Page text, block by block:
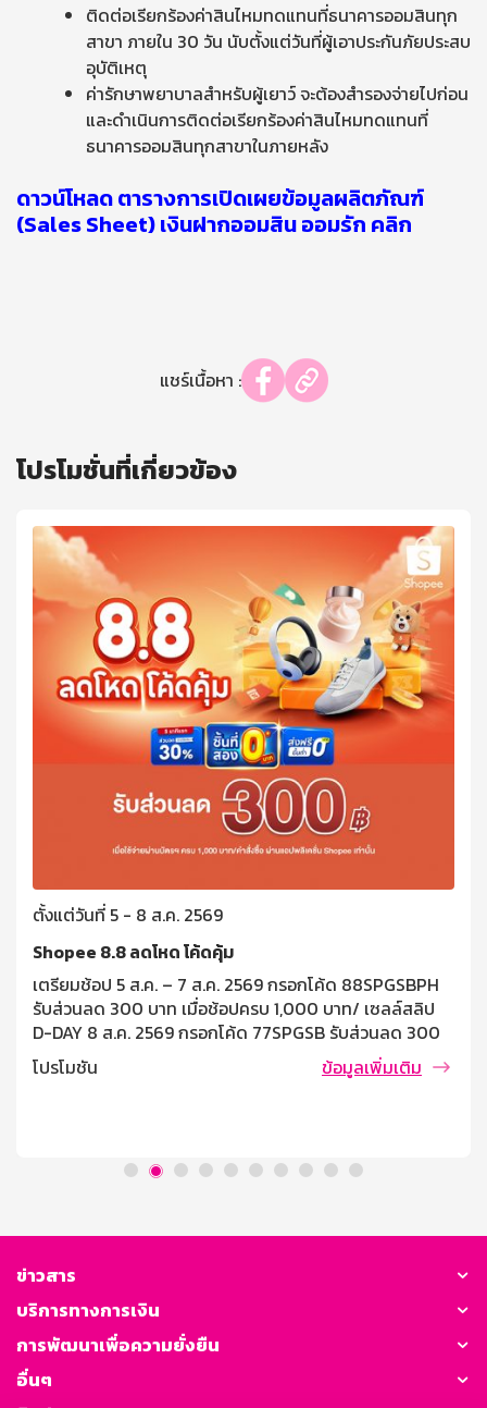
ติดต่อเรียกร้องค่าสินไหมทดแทนที่ธนาคารออมสินทุก
สาขา ภายใน 30 วัน นับตั้งแต่วันที่ผู้เอาประกันภัยประสบ
อุบัติเหตุ
ค่ารักษาพยาบาลสำหรับผู้เยาว์ จะต้องสำรองจ่ายไปก่อน
และดำเนินการติดต่อเรียกร้องค่าสินไหมทดแทนที่
ธนาคารออมสินทุกสาขาในภายหลัง
ดาวน์โหลด ตารางการเปิดเผยข้อมูลผลิตภัณฑ์
(Sales Sheet) เงินฝากออมสิน ออมรัก คลิก
แชร์เนื้อหา :
โปรโมชั่นที่เกี่ยวข้อง
ตั้งแต่วันที่ 5 - 8 ส.ค. 2569
Shopee 8.8 ลดโหด โค้ดคุ้ม
เตรียมช้อป 5 ส.ค. – 7 ส.ค. 2569 กรอกโค้ด 88SPGSBPH
รับส่วนลด 300 บาท เมื่อช้อปครบ 1,000 บาท/ เซลล์สลิป
D-DAY 8 ส.ค. 2569 กรอกโค้ด 77SPGSB รับส่วนลด 300
บาท เมื่อช้อปครบ 1,000 บาท/ เซลล์ซสลิป เงื่อนไขและข้อ
กำหนด โค้ดส่วนลด 300 บาท เมื่อมียอดใช้จ่ายผ่านบัตร
โค้ด ตลอดรายการ) จำกัด [...]
โปรโมชัน ข้อมูลเพิ่มเติม
ข่าวสาร
บริการทางการเงิน
การพัฒนาเพื่อความยั่งยืน
อื่นๆ